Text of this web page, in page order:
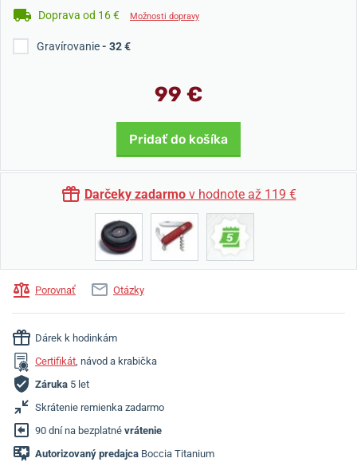
Doprava od 16 € Možnosti dopravy
Gravírovanie- 32 €
99 €
Pridať do košíka
Darčeky zadarmov hodnote až 119 €
Porovnať Otázky
Dárek k hodinkám
Certifikát, návod a krabička
Záruka 5 let
Skrátenie remienka zadarmo
90 dní na bezplatné vrátenie
Autorizovaný predajca Boccia Titanium